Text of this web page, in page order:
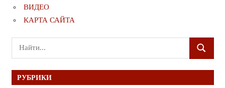
ВИДЕО
КАРТА САЙТА
Поиск
для:
ПОИСК
РУБРИКИ